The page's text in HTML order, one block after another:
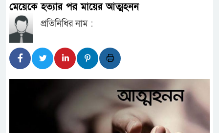
প্রধানমন্ত্রী
প্রধানমন্ত্রী
সাংবাদিক রাজু আহমেদ
সদস্য
সিএমএসএফ পুঁজিবাজারে
মেয়েকে হত্যার পর মায়ের আত্মহনন
প্রতিনিধির নাম :